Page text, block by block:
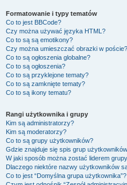
Formatowanie i typy tematów
Co to jest BBCode?
Czy można używać języka HTML?
Co to są są emotikony?
Czy można umieszczać obrazki w poście?
Co to są ogłoszenia globalne?
Co to są ogłoszenia?
Co to są przyklejone tematy?
Co to są zamknięte tematy?
Co to są ikony tematu?
Rangi użytkownika i grupy
Kim są administratorzy?
Kim są moderatorzy?
Co to są grupy użytkowników?
Gdzie znajduje się spis grup
W jaki sposób można zostać liderem
Dlaczego niektóre nazwy użytkowników
Co to jest “Domyślna grupa użytkownika”?